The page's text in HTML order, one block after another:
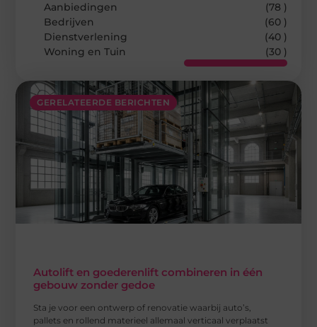
GERELATEERDE BERICHTEN
Autolift en goederenlift combineren in één
gebouw zonder gedoe
Sta je voor een ontwerp of renovatie waarbij auto’s,
pallets en rollend materieel allemaal verticaal verplaatst
Aanbiedingen
(78 )
Bedrijven
(60 )
Dienstverlening
(40 )
Woning en Tuin
(30 )